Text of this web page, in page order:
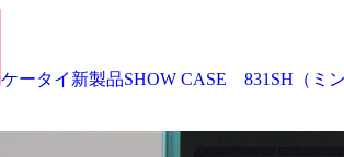
ケータイ新製品SHOW CASE 831SH（ミ